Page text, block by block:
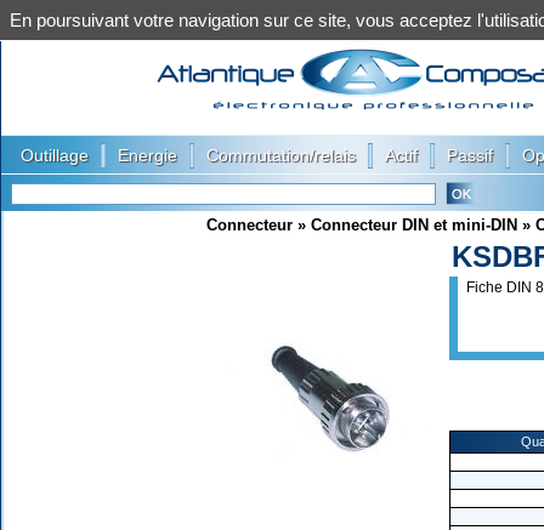
Outillage Energie Commutation/relais Actif Passif
Connecteur » Connecteur DIN et mini-DIN »
Fiche DIN
En poursuivant votre navigation sur ce site, vous acceptez